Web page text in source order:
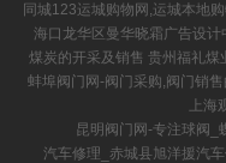
同城123运城购物网,运城本地
海口龙华区曼华晓霜广告设计
煤炭的开采及销售 贵州福礼煤
蚌埠阀门网-阀门采购,阀门销
上海
昆明阀门网-专注球阀_
汽车修理_赤城县旭洋援汽